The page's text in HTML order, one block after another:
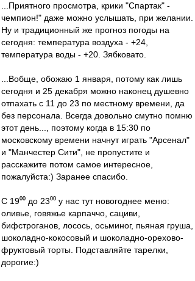
...Приятного просмотра, крики "Спартак" -
чемпион!" даже можно услышать, при желании.
Ну и традиционный же прогноз погоды на
сегодня: температура воздуха - +24,
температура воды - +20. Зябковато.
...Вобще, обожаю 1 января, потому как лишь
сегодня и 25 декабря можно наконец душевно
отпахать с 11 до 23 по местному времени, да
без персонала. Всегда довольно смутно помню
этот день..., поэтому когда в 15:30 по
московскому времени начнут играть "Арсенал"
и "Манчестер Сити", не пропустите и
расскажите потом самое интересное,
пожалуйста:) Заранее спасибо.
С 19⁰⁰ до 23⁰⁰ у нас тут новогоднее меню:
оливье, говяжье карпаччо, сациви,
бифстроганов, лосось, осьминог, пьяная груша,
шоколадно-кокосовый и шоколадно-орехово-
фруктовый торты. Подставляйте тарелки,
дорогие:)